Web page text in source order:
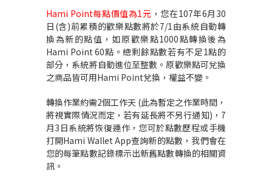
Hami Point每點價值為1元 ，您在107年6月30
日(含)前累積的歡樂點數將於7/1由系統自動轉
換為新的點值，如原歡樂點1000點轉換後為
Hami Point 60點。總剩餘點數若有不足1點的
部分，系統將自動進位至整數。原歡樂點可兌換
之商品皆可用Hami Point兌換，權益不變。
轉換作業約需2個工作天 (此為暫定之作業時間，
將視實際情況而定，若有延長將不另行通知)，7
月3日系統將恢復運作，您可於點數歷程或手機
打開Hami Wallet App查詢新的點數，我們會在
您的每筆點數記錄標示出新舊點數轉換的相關資
訊。